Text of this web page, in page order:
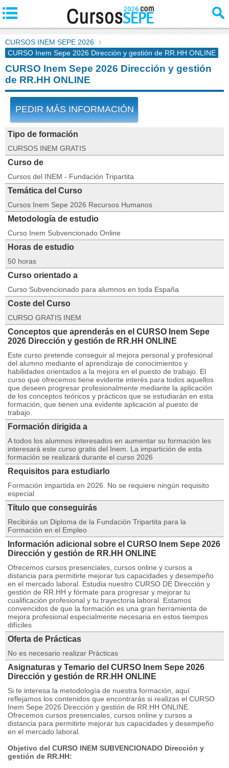
CURSOS INEM SEPE 2026
CURSO Inem Sepe 2026 Dirección y gestión de RR.HH ONLINE
CURSO Inem Sepe 2026 Dirección y gestión
de RR.HH ONLINE
PEDIR MÁS INFORMACIÓN
Tipo de formación
CURSOS INEM GRATIS
Curso de
Cursos del INEM - Fundación Tripartita
Temática del Curso
Cursos Inem Sepe 2026 Recursos Humanos
Metodología de estudio
Curso Inem Subvencionado Online
Horas de estudio
50 horas
Curso orientado a
Curso Subvencionado para alumnos en toda España
Coste del Curso
CURSO GRATIS INEM
Conceptos que aprenderás en el CURSO Inem Sepe
2026 Dirección y gestión de RR.HH ONLINE
Este curso pretende conseguir al mejora personal y profesional
del alumno mediante el aprendizaje de conocimientos y
habilidades orientados a la mejora en el puesto de trabajo. El
curso que ofrecemos tiene evidente interés para todos aquellos
que deseen progresar profesionalmente mediante la aplicación
de los conceptos teóricos y prácticos que se estudiarán en esta
formación, que tienen una evidente aplicación al puesto de
trabajo.
Formación dirigida a
A todos los alumnos interesados en aumentar su formación les
interesará este curso gratis del Inem. La impartición de esta
formación se realizará durante el curso 2026
Requisitos para estudiarlo
Formación impartida en 2026. No se requiere ningún requisito
especial
Título que conseguirás
Recibirás un Diploma de la Fundación Tripartita para la
Formación en el Empleo
Información adicional sobre el CURSO Inem Sepe 2026
Dirección y gestión de RR.HH ONLINE
Ofrecemos cursos presenciales, cursos online y cursos a
distancia para permitirte mejorar tus capacidades y desempeño
en el mercado laboral. Estudia nuestro CURSO DE Dirección y
gestión de RR.HH y fórmate para progresar y mejorar tu
cualificación profesional y tu trayectoria laboral. Estamos
convencidos de que la formación es una gran herramienta de
mejora profesional especialmente necesaria en estos tiempos
difíciles
Oferta de Prácticas
No es necesario realizar Prácticas
Asignaturas y Temario del CURSO Inem Sepe 2026
Dirección y gestión de RR.HH ONLINE
Si te interesa la metodología de nuestra formación, aquí
reflejamos los contenidos que encontrarás si realizas el CURSO
Inem Sepe 2026 Dirección y gestión de RR.HH ONLINE.
Ofrecemos cursos presenciales, cursos online y cursos a
distancia para permitirte mejorar tus capacidades y desempeño
en el mercado laboral.
Objetivo del CURSO INEM SUBVENCIONADO Dirección y
gestión de RR.HH: